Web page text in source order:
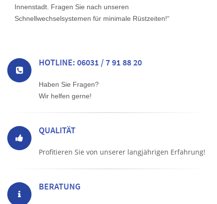
Innenstadt. Fragen Sie nach unseren
Schnellwechselsystemen für minimale Rüstzeiten!“
HOTLINE: 06031 / 7 91 88 20
Haben Sie Fragen?
Wir helfen gerne!
QUALITÄT
Profitieren Sie von unserer langjährigen Erfahrung!
BERATUNG